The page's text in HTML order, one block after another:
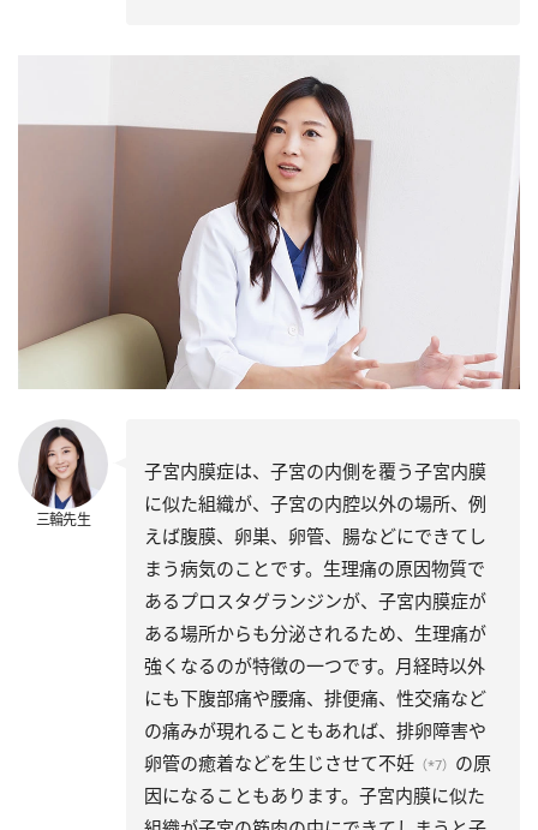
三輪先生
子宮内膜症は、子宮の内側を覆う子宮内膜
に似た組織が、子宮の内腔以外の場所、例
えば腹膜、卵巣、卵管、腸などにできてし
まう病気のことです。生理痛の原因物質で
あるプロスタグランジンが、子宮内膜症が
ある場所からも分泌されるため、生理痛が
強くなるのが特徴の一つです。月経時以外
にも下腹部痛や腰痛、排便痛、性交痛など
の痛みが現れることもあれば、排卵障害や
卵管の癒着などを生じさせて不妊 （*7） の原
因になることもあります。子宮内膜に似た